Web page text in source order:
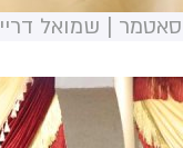
| שמואל דריי